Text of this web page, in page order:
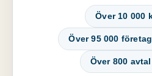
Över 10 000
Över 95 000
Över 800